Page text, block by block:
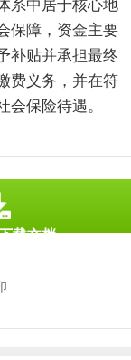
系中居于核心地
保障，资金主要
补贴并承担最终
费义务，并在符
保险待遇。
载文档